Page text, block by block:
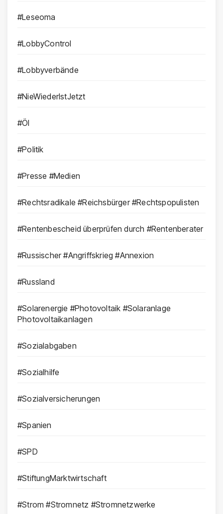
#Leseoma
#LobbyControl
#Lobbyverbände
#NieWiederIstJetzt
#Öl
#Politik
#Presse #Medien
#Rechtsradikale #Reichsbürger #Rechtspopulisten
#Rentenbescheid überprüfen durch #Rentenberater
#Russischer #Angriffskrieg #Annexion
#Russland
#Solarenergie #Photovoltaik #Solaranlage
Photovoltaikanlagen
#Sozialabgaben
#Sozialhilfe
#Sozialversicherungen
#Spanien
#SPD
#StiftungMarktwirtschaft
#Strom #Stromnetz #Stromnetzwerke